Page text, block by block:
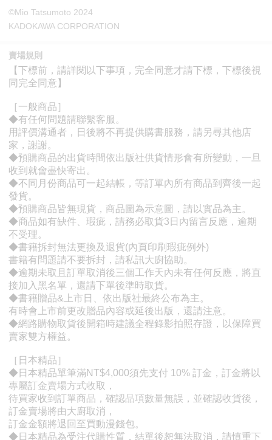
©Mio Tatsumoto 2024
KADOKAWA CORPORATION
賣場規則